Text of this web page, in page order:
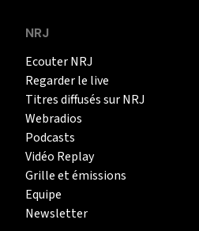
NRJ
Ecouter NRJ
Regarder le live
Titres diffusés sur NRJ
Webradios
Podcasts
Vidéo Replay
Grille et émissions
Equipe
Newsletter